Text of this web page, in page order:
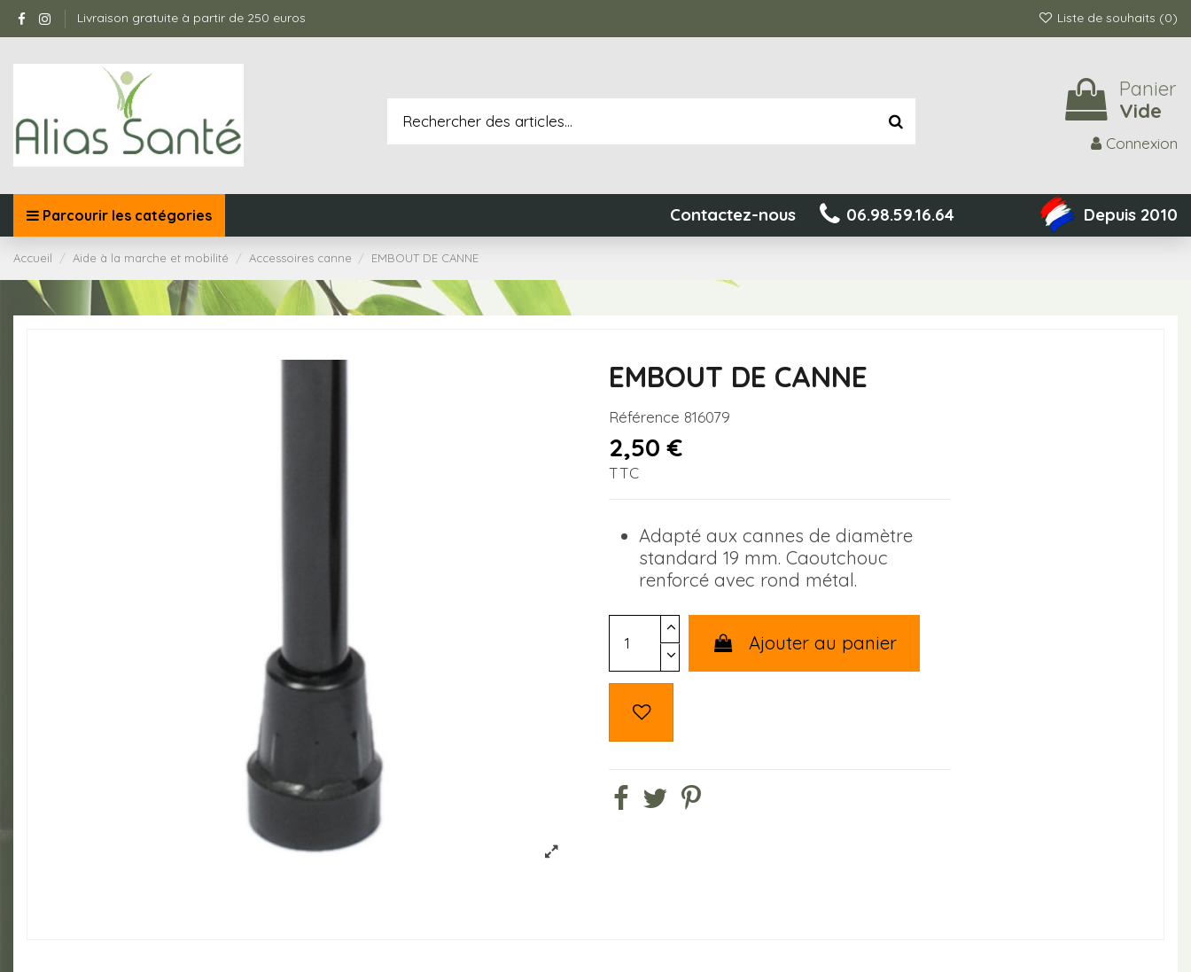
Livraison gratuite à partir de 250 euros Liste de souhaits (0)
Panier
Vide
Connexion
Parcourir les catégories Contactez-nous 06.98.59.16.64 Depuis 2010
Accueil Aide à la marche et mobilité Accessoires canne EMBOUT DE CANNE
EMBOUT DE CANNE
Référence 816079
2,50 €
TTC
Adapté aux cannes de diamètre
standard 19 mm. Caoutchouc
renforcé avec rond métal.
Ajouter au panier